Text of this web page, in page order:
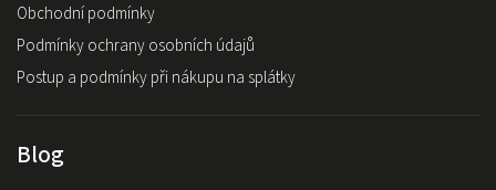
Obchodní podmínky
Podmínky ochrany osobních údajů
Postup a podmínky při nákupu na splátky
Blog